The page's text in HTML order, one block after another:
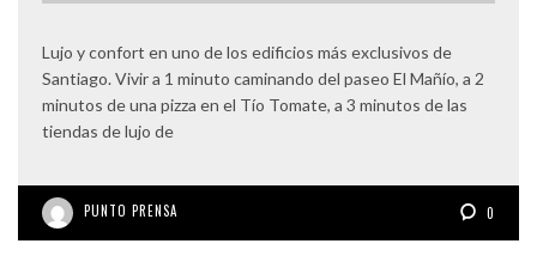
Lujo y confort en uno de los edificios más exclusivos de
Santiago. Vivir a 1 minuto caminando del paseo El Mañío, a 2
minutos de una pizza en el Tío Tomate, a 3 minutos de las
tiendas de lujo de
PUNTO PRENSA 0